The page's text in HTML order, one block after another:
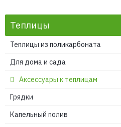
Теплицы
Теплицы из поликарбоната
Для дома и сада
Аксессуары к теплицам
Грядки
Капельный полив